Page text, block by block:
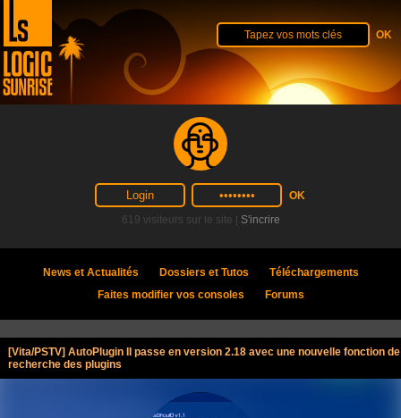
619 visiteurs sur le site | S'incrire
News et Actualités Dossiers et Tutos
Téléchargements
Faites modifier vos consoles
Forums
[Vita/PSTV] AutoPlugin II passe en version 2.18 avec une nouvelle fonction de
recherche des plugins